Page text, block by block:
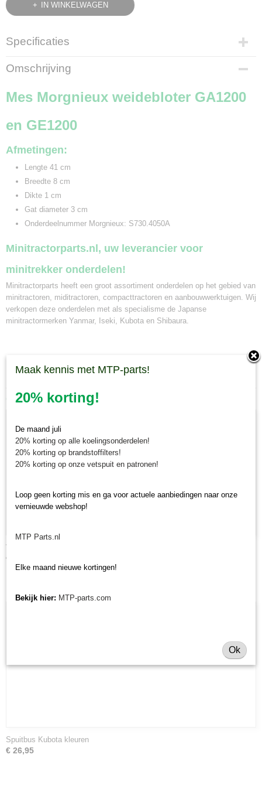
IN WINKELWAGEN
Specificaties
Bruto gewicht
2,50 Kg
Omschrijving
Mes Morgnieux weidebloter GA1200
en GE1200
Afmetingen:
Lengte 41 cm
Breedte 8 cm
Dikte 1 cm
Gat diameter 3 cm
Onderdeelnummer Morgnieux: S730.4050A
Minitractorparts.nl, uw leverancier voor
minitrekker onderdelen!
Minitractorparts heeft een groot assortiment onderdelen op het gebied van
minitractoren, miditractoren, compacttractoren en aanbouwwerktuigen. Wij
verkopen deze onderdelen met als specialisme de Japanse
minitractormerken Yanmar, Iseki, Kubota en Shibaura.
Ook interessant
Verf Kubota kleuren
€ 31,58
Spuitbus Kubota kleuren
€ 26,95
Maak kennis met MTP-parts!
20% korting!
De maand juli
20% korting op alle koelingsonderdelen!
20% korting op brandstoffilters!
20% korting op onze vetspuit en patronen!
Loop geen korting mis en ga voor actuele aanbiedingen naar onze
vernieuwde webshop!
MTP Parts.nl
Elke maand nieuwe kortingen!
Bekijk hier: MTP-parts.com
Ok